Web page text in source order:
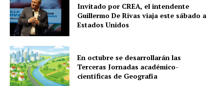
Invitado por CREA, el intendente
Guillermo De Rivas viaja este sábado a
Estados Unidos
En octubre se desarrollarán las
Terceras Jornadas académico-
científicas de Geografía